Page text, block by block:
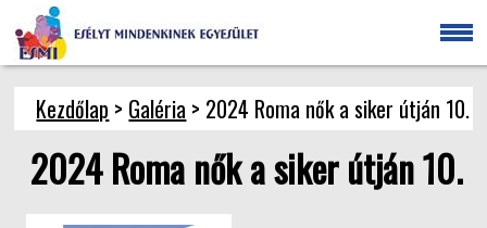
Kezdőlap > Galéria > 2024 Roma nők a siker útján 10.
2024 Roma nők a siker útján 10.